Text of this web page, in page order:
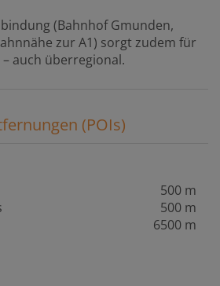
(Bahnhof Gmunden,
zur A1) sorgt zudem für
auch überregional.
(POIs)
500 m
500 m
6500 m